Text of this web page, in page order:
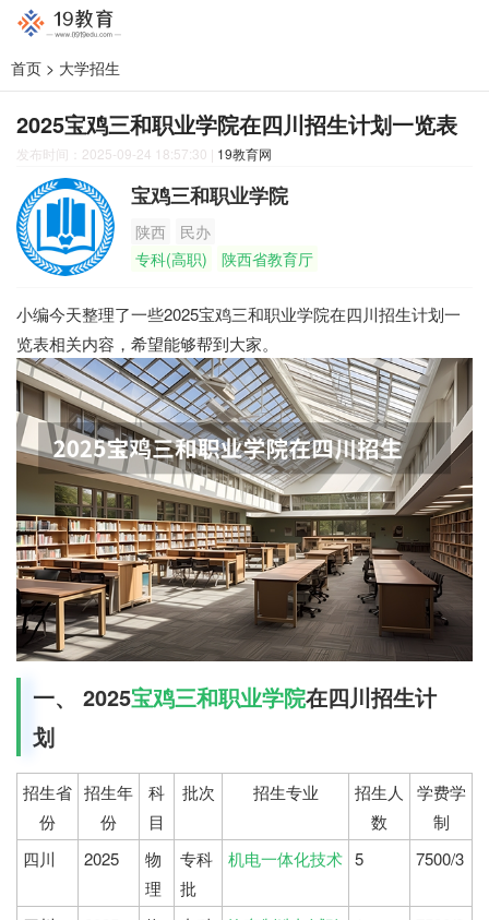
首页 > 大学招生
2025宝鸡三和职业学院在四川招生计划一览表
发布时间：2025-09-24 18:57:30 | 19教育网
宝鸡三和职业学院
陕西
民办
专科(高职)
陕西省教育厅
小编今天整理了一些2025宝鸡三和职业学院在四川招生计划一
览表相关内容，希望能够帮到大家。
一、 2025宝鸡三和职业学院在四川招生计
划
招生省
份
招生年
份
科
目
批次 招生专业
招生人
数
学费学
制
四川
2025
物
理
专科
批
机电一体化技术 5 7500/3